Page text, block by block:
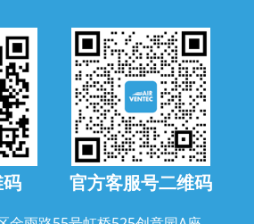
官方客服号二维码